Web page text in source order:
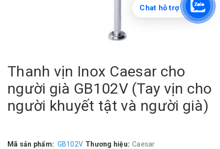
Thanh vịn Inox Caesar cho
người già GB102V (Tay vịn cho
người khuyết tật và người già)
Mã sản phẩm: GB102V Thương hiệu: Caesar
Chat hỗ trợ